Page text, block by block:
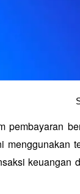
pembayaran
menggunakan